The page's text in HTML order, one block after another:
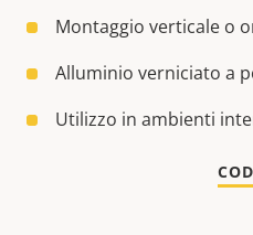
Montaggio verticale o
Alluminio verniciato a
Utilizzo in ambienti